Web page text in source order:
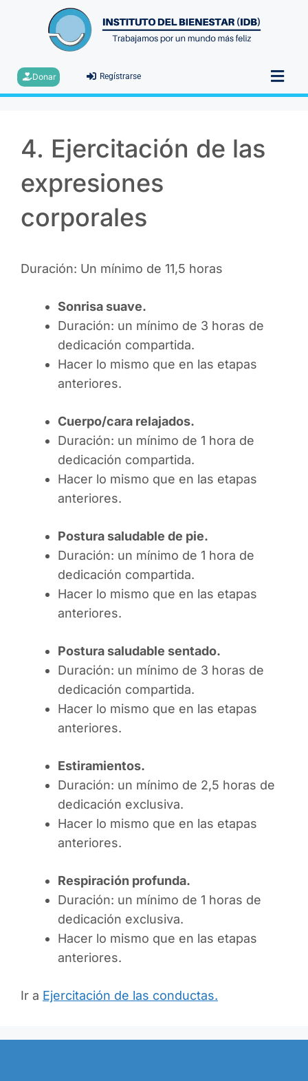
Donar Regístrarse
4. Ejercitación de las
expresiones
corporales
Duración: Un mínimo de 11,5 horas
Sonrisa suave.
Duración: un mínimo de 3 horas de
dedicación compartida.
Hacer lo mismo que en las etapas
anteriores.
Cuerpo/cara relajados.
Duración: un mínimo de 1 hora de
dedicación compartida.
Hacer lo mismo que en las etapas
anteriores.
Postura saludable de pie.
Duración: un mínimo de 1 hora de
dedicación compartida.
Hacer lo mismo que en las etapas
anteriores.
Postura saludable sentado.
Duración: un mínimo de 3 horas de
dedicación compartida.
Hacer lo mismo que en las etapas
anteriores.
Estiramientos.
Duración: un mínimo de 2,5 horas de
dedicación exclusiva.
Hacer lo mismo que en las etapas
anteriores.
Respiración profunda.
Duración: un mínimo de 1 horas de
dedicación exclusiva.
Hacer lo mismo que en las etapas
anteriores.
Ir a Ejercitación de las conductas.